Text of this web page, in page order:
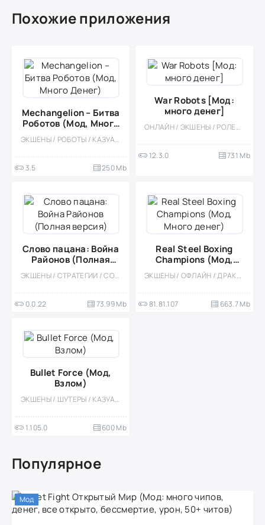
Похожие приложения
Mechangelion – Битва
Роботов (Мод, Много
Денег)
ЭКШЕНЫ / РОБОТЫ / КАЗУАЛЬНЫЕ / ДРАКИ / МНОГОПОЛЬЗОВАТЕЛЬСКАЯ / СОРЕВНОВАТЕЛЬНАЯ / ОДНОПОЛЬЗОВАТЕЛЬСКИЕ / СТИЛИЗАЦИЯ / ОФЛАЙН / PVP / БОССЫ
3.5 250 Mb
War Robots [Мод:
много денег]
ОНЛАЙН / ЭКШЕНЫ / РОЛЕВЫЕ / МОД / КАЗУАЛЬНЫЕ / МНОГОПОЛЬЗОВАТЕЛЬСКАЯ / СОРЕВНОВАТЕЛЬНАЯ / СТИЛИЗАЦИЯ / ШУТЕРЫ / РОБОТЫ / 3D / НАУЧНАЯ ФАНТАСТИКА / БУДУЮЩИЕ / ВСТРОЕННЫЙ КЕШ
12.3.0 731 Mb
Слово пацана: Война
Районов (Полная
версия)
ЭКШЕНЫ / СТРАТЕГИИ / СОРЕВНОВАТЕЛЬНАЯ / СТИЛИЗАЦИЯ / ОДНОПОЛЬЗОВАТЕЛЬСКИЕ / ОФЛАЙН
0.0.22 73.99 Mb
Real Steel Boxing
Champions (Мод,
Много денег)
ЭКШЕНЫ / ОФЛАЙН / ДРАКИ / КАЗУАЛЬНЫЕ / ВСТРОЕННЫЙ КЕШ / СТИЛИЗАЦИЯ / СОРЕВНОВАТЕЛЬНАЯ / МНОГОПОЛЬЗОВАТЕЛЬСКАЯ / ОДНОПОЛЬЗОВАТЕЛЬСКИЕ / РОБОТЫ / МОД
81.81.107 663.7 Mb
Bullet Force (Мод,
Взлом)
ЭКШЕНЫ / ШУТЕРЫ / КАЗУАЛЬНЫЕ / МНОГОПОЛЬЗОВАТЕЛЬСКАЯ / СОРЕВНОВАТЕЛЬНАЯ / ОДНОПОЛЬЗОВАТЕЛЬСКИЕ / СТИЛИЗАЦИЯ / МОД / ВСТРОЕННЫЙ КЕШ / 3D / ОТ ПЕРВОГО ЛИЦА / ВОЙНА
1.105.0 600 Mb
Популярное
Мод